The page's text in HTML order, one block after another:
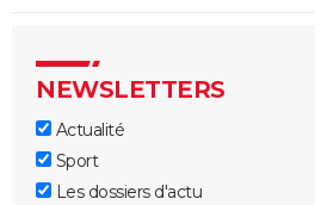
NEWSLETTERS
Actualité
Sport
Les dossiers d'actu